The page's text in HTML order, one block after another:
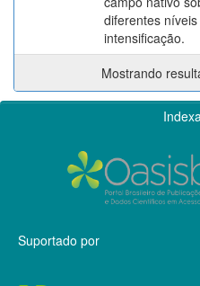
diferentes
intensificação.
Mostrando
Suportado por